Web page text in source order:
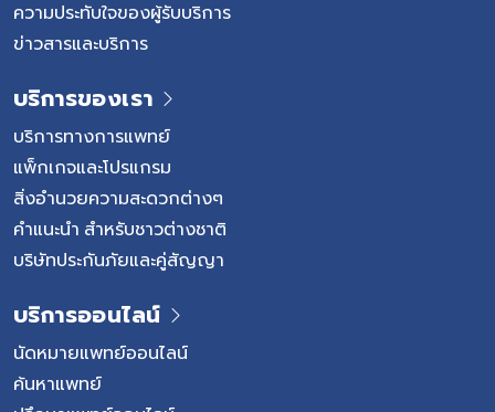
ความประทับใจของผู้รับบริการ
ข่าวสารและบริการ
บริการของเรา
บริการทางการแพทย์
แพ็กเกจและโปรแกรม
สิ่งอำนวยความสะดวกต่างๆ
คำแนะนำ สำหรับชาวต่างชาติ
บริษัทประกันภัยและคู่สัญญา
บริการออนไลน์
นัดหมายแพทย์ออนไลน์
ค้นหาแพทย์